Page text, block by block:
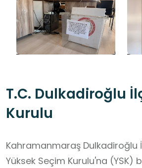
T.C. Dulkadiroğlu
Kurulu
Kahramanmaraş Dulkadiroğlu
Yüksek Seçim Kurulu'na (YSK)